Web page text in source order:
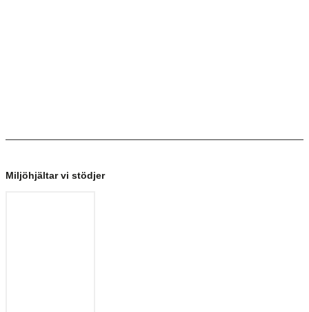
Miljöhjältar vi stödjer